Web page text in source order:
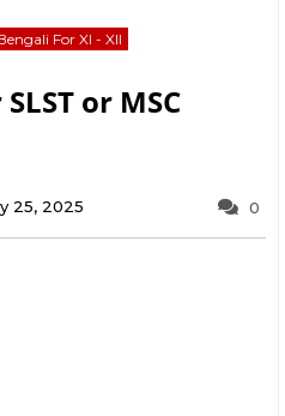
For XI - XII
or MSC
25, 2025 0